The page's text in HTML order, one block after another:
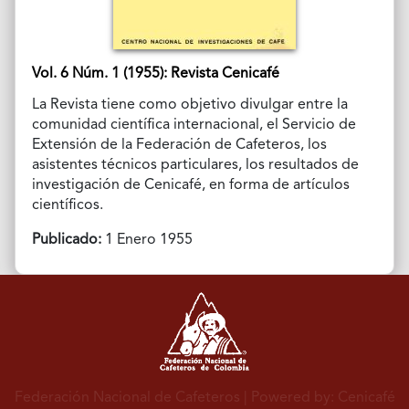
Vol. 6 Núm. 1 (1955): Revista Cenicafé
La Revista tiene como objetivo divulgar entre la
comunidad científica internacional, el Servicio de
Extensión de la Federación de Cafeteros, los
asistentes técnicos particulares, los resultados de
investigación de Cenicafé, en forma de artículos
científicos.
Publicado:1 Enero 1955
Federación Nacional de Cafeteros | Powered by: Cenicafé